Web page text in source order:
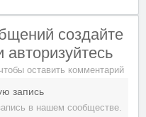
создайте
авторизуйтесь
оставить комментарий
запись
в нашем сообществе.